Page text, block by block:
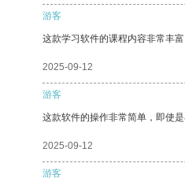
游客
这款学习软件的课程内容非常丰
2025-09-12
游客
这款软件的操作非常简单，即使是
2025-09-12
游客